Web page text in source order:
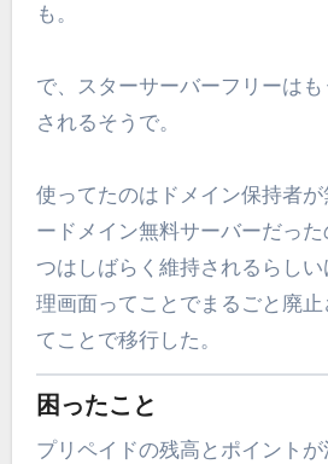
も。
で、スターサーバーフリーは
されるそうで。
使ってたのはドメイン保持者
ードメイン無料サーバーだっ
つはしばらく維持されるらし
理画面ってことでまるごと廃
てことで移行した。
困ったこと
プリペイドの残高とポイントが